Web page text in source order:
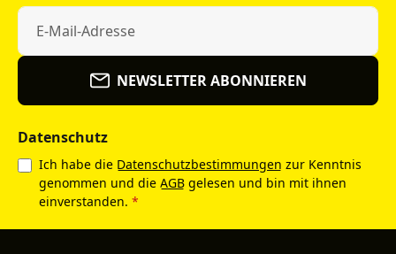
NEWSLETTER ABONNIEREN
Datenschutz
Ich habe die Datenschutzbestimmungen zur Kenntnis
genommen und die AGB gelesen und bin mit ihnen
einverstanden. *